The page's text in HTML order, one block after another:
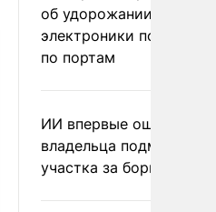
об удорожании
электроники после
по портам
ИИ впервые
владельца
участка за борщевик